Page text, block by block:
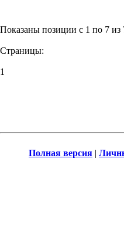
Показаны позиции с 1 по 7 из
Страницы:
1
Полная версия |